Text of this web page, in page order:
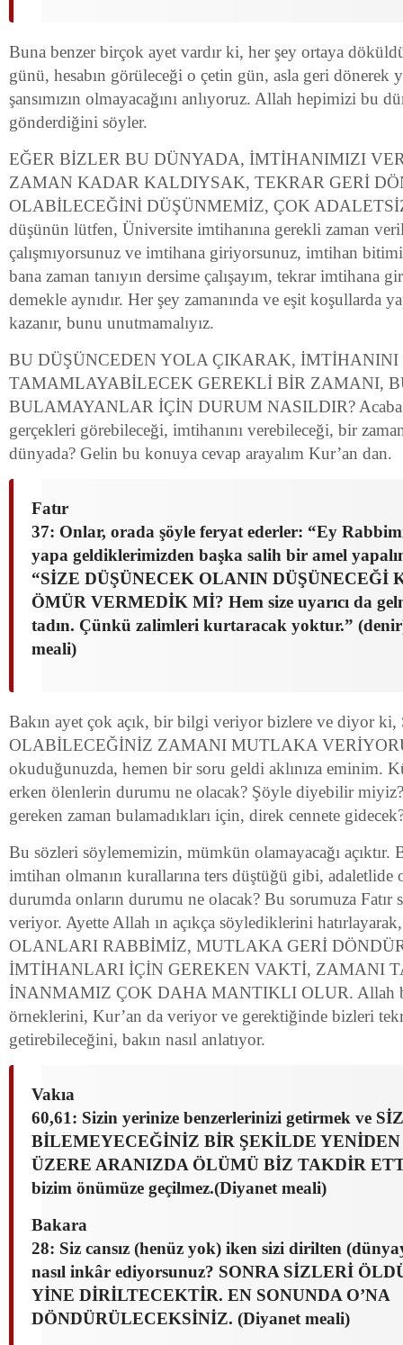
Buna benzer birçok ayet vardır ki, her şey ortaya
günü, hesabın görüleceği o çetin gün, asla geri dönerek
şansımızın olmayacağını anlıyoruz. Allah hepimizi bu
gönderdiğini söyler.
EĞER BİZLER BU DÜNYADA, İMTİHANIMIZI
ZAMAN KADAR KALDIYSAK, TEKRAR GERİ
OLABİLECEĞİNİ DÜŞÜNMEMİZ, ÇOK
düşünün lütfen, Üniversite imtihanına gerekli zaman
çalışmıyorsunuz ve imtihana giriyorsunuz, imtihan
bana zaman tanıyın dersime çalışayım, tekrar imtihana
demekle aynıdır. Her şey zamanında ve eşit koşullarda
kazanır, bunu unutmamalıyız.
BU DÜŞÜNCEDEN YOLA ÇIKARAK, İMTİHANINI
TAMAMLAYABİLECEK GEREKLİ BİR ZAMANI,
BULAMAYANLAR İÇİN DURUM NASILDIR? Acaba
gerçekleri görebileceği, imtihanını verebileceği, bir
dünyada? Gelin bu konuya cevap arayalım Kur’an dan.
Fatır
37: Onlar, orada şöyle feryat ederler: “Ey
yapa geldiklerimizden başka salih bir amel
“SİZE DÜŞÜNECEK OLANIN DÜŞÜNECEĞİ
ÖMÜR VERMEDİK Mİ? Hem size uyarıcı da
tadın. Çünkü zalimleri kurtaracak yoktur.”
meali)
Bakın ayet çok açık, bir bilgi veriyor bizlere ve diyor
OLABİLECEĞİNİZ ZAMANI MUTLAKA
okuduğunuzda, hemen bir soru geldi aklınıza eminim.
erken ölenlerin durumu ne olacak? Şöyle diyebilir
gereken zaman bulamadıkları için, direk cennete
Bu sözleri söylememizin, mümkün olamayacağı açıktır.
imtihan olmanın kurallarına ters düştüğü gibi, adaletlide
durumda onların durumu ne olacak? Bu sorumuza Fatır
veriyor. Ayette Allah ın açıkça söylediklerini
OLANLARI RABBİMİZ, MUTLAKA GERİ
İMTİHANLARI İÇİN GEREKEN VAKTİ, ZAMANI
İNANMAMIZ ÇOK DAHA MANTIKLI OLUR. Allah
örneklerini, Kur’an da veriyor ve gerektiğinde bizleri
getirebileceğini, bakın nasıl anlatıyor.
Vakıa
60,61: Sizin yerinize benzerlerinizi getirmek ve
BİLEMEYECEĞİNİZ BİR ŞEKİLDE
ÜZERE ARANIZDA ÖLÜMÜ BİZ TAKDİR
bizim önümüze geçilmez.(Diyanet meali)
Bakara
28: Siz cansız (henüz yok) iken sizi dirilten
nasıl inkâr ediyorsunuz? SONRA SİZLERİ
YİNE DİRİLTECEKTİR. EN SONUNDA O’NA
DÖNDÜRÜLECEKSİNİZ. (Diyanet meali)